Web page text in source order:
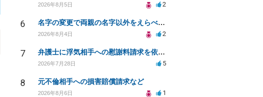
2026年8月5日 2
6 名字の変更で両親の名字以外をえらべるのか？
2026年8月4日 2
7 弁護士に浮気相手への慰謝料請求を依頼する費用相場は？
2026年7月28日 5
8 元不倫相手への損害賠償請求など
2026年8月6日 1